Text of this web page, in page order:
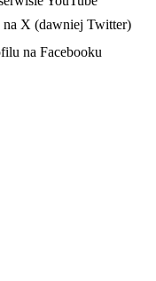
na X (dawniej Twitter)
na Facebooku